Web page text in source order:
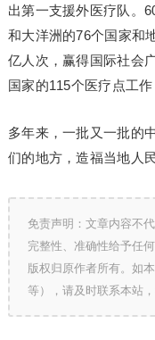
出第一支援外医疗队。
和大洋洲的76个国家和
亿人次，赢得国际社会
国家的115个医疗点工
多年来，一批又一批的
们的地方，造福当地人
免责声明：文章内容不
完整性、准确性给予任
版权归原作者所有。如
等），请及时联系本站